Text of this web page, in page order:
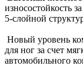
износостойкость
5-слойной
Новый уровень
для ног за счет
автомобильного